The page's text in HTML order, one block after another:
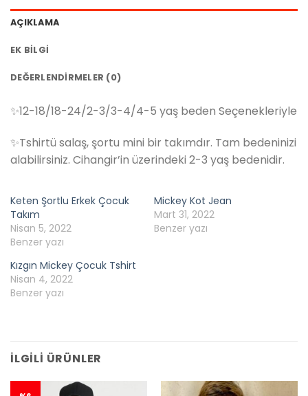
AÇIKLAMA
EK BILGI
DEĞERLENDIRMELER (0)
✨12-18/18-24/2-3/3-4/4-5 yaş beden Seçenekleriyle
✨Tshirtü salaş, şortu mini bir takımdır. Tam bedeninizi
alabilirsiniz. Cihangir’in üzerindeki 2-3 yaş bedenidir.
Keten Şortlu Erkek Çocuk
Takım
Nisan 5, 2022
Benzer yazı
Mickey Kot Jean
Mart 31, 2022
Benzer yazı
Kızgın Mickey Çocuk Tshirt
Nisan 4, 2022
Benzer yazı
İLGILI ÜRÜNLER